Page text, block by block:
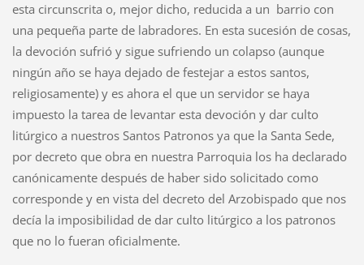
esta circunscrita o, mejor dicho, reducida a un barrio con
una pequeña parte de labradores. En esta sucesión de cosas,
la devoción sufrió y sigue sufriendo un colapso (aunque
ningún año se haya dejado de festejar a estos santos,
religiosamente) y es ahora el que un servidor se haya
impuesto la tarea de levantar esta devoción y dar culto
litúrgico a nuestros Santos Patronos ya que la Santa Sede,
por decreto que obra en nuestra Parroquia los ha declarado
canónicamente después de haber sido solicitado como
corresponde y en vista del decreto del Arzobispado que nos
decía la imposibilidad de dar culto litúrgico a los patronos
que no lo fueran oficialmente.